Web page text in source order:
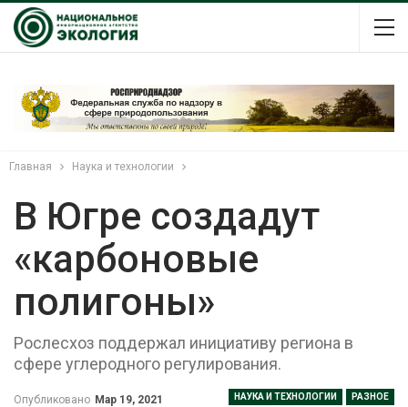
Главная Наука и технологии
В Югре создадут
«карбоновые
полигоны»
Рослесхоз поддержал инициативу региона в
сфере углеродного регулирования.
НАУКА И ТЕХНОЛОГИИ РАЗНОЕ
Опубликовано Мар 19, 2021